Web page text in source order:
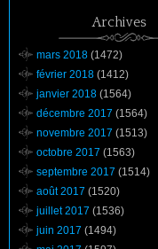
Archives
mars 2018 (1472)
février 2018 (1412)
janvier 2018 (1564)
décembre 2017 (1564)
novembre 2017 (1513)
octobre 2017 (1563)
septembre 2017 (1514)
août 2017 (1520)
juillet 2017 (1536)
juin 2017 (1494)